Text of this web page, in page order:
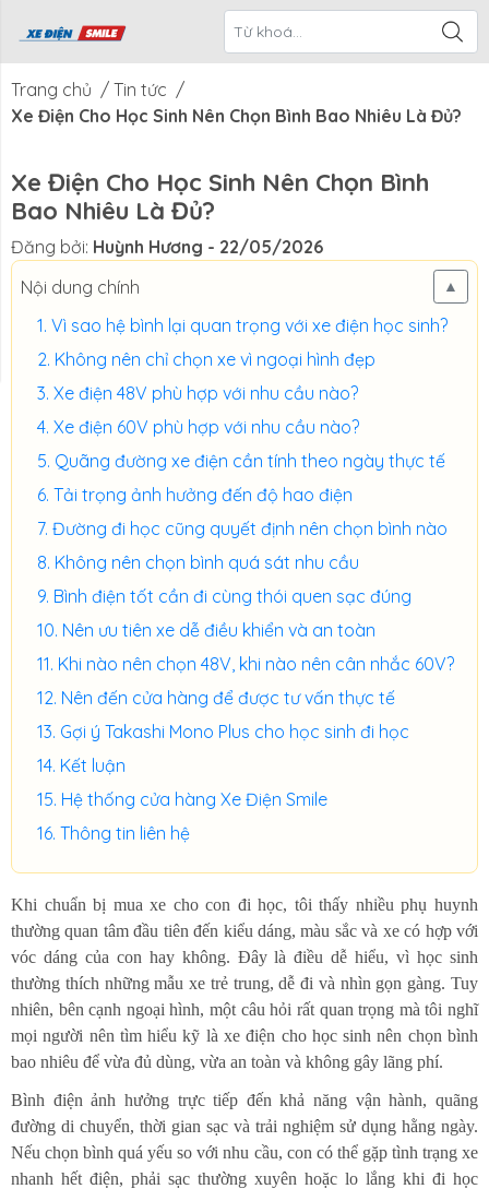
Xe Điện
Smile
CTKM Tháng Blog
Trang chủ / Tin tức /
Xe Điện Cho Học Sinh Nên Chọn Bình Bao Nhiêu Là Đủ?
Xe Điện Cho Học Sinh Nên Chọn Bình
Bao Nhiêu Là Đủ?
Đăng bởi: Huỳnh Hương - 22/05/2026
Nội dung chính
▲
Vì sao hệ bình lại quan trọng với xe điện học sinh?
Không nên chỉ chọn xe vì ngoại hình đẹp
Xe điện 48V phù hợp với nhu cầu nào?
Xe điện 60V phù hợp với nhu cầu nào?
Quãng đường xe điện cần tính theo ngày thực tế
Tải trọng ảnh hưởng đến độ hao điện
Đường đi học cũng quyết định nên chọn bình nào
Không nên chọn bình quá sát nhu cầu
Bình điện tốt cần đi cùng thói quen sạc đúng
Nên ưu tiên xe dễ điều khiển và an toàn
Khi nào nên chọn 48V, khi nào nên cân nhắc 60V?
Nên đến cửa hàng để được tư vấn thực tế
Gợi ý Takashi Mono Plus cho học sinh đi học
Kết luận
Hệ thống cửa hàng Xe Điện Smile
Thông tin liên hệ
Khi chuẩn bị mua xe cho con đi học, tôi thấy nhiều phụ huynh
thường quan tâm đầu tiên đến kiểu dáng, màu sắc và xe có hợp với
vóc dáng của con hay không. Đây là điều dễ hiểu, vì học sinh
thường thích những mẫu xe trẻ trung, dễ đi và nhìn gọn gàng. Tuy
nhiên, bên cạnh ngoại hình, một câu hỏi rất quan trọng mà tôi nghĩ
mọi người nên tìm hiểu kỹ là xe điện cho học sinh nên chọn bình
bao nhiêu để vừa đủ dùng, vừa an toàn và không gây lãng phí.
Bình điện ảnh hưởng trực tiếp đến khả năng vận hành, quãng
đường di chuyển, thời gian sạc và trải nghiệm sử dụng hằng ngày.
Nếu chọn bình quá yếu so với nhu cầu, con có thể gặp tình trạng xe
nhanh hết điện, phải sạc thường xuyên hoặc lo lắng khi đi học